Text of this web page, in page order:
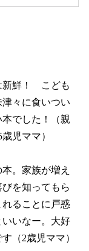
新鮮！ こども
々に食いつい
でした！（親
児ママ）
。家族が増え
を知ってもら
ることに戸惑
いなー。大好
（2歳児ママ）